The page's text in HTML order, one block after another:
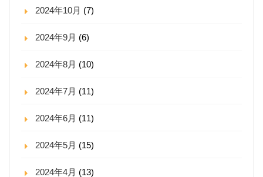
2024年10月 (7)
2024年9月 (6)
2024年8月 (10)
2024年7月 (11)
2024年6月 (11)
2024年5月 (15)
2024年4月 (13)